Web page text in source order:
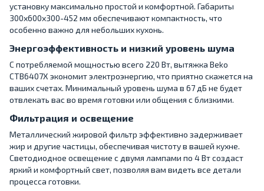
установку максимально простой и комфортной. Габариты
300х600х300-452 мм обеспечивают компактность, что
особенно важно для небольших кухонь.
Энергоэффективность и низкий уровень шума
С потребляемой мощностью всего 220 Вт, вытяжка Beko
CTB6407X экономит электроэнергию, что приятно скажется на
ваших счетах. Минимальный уровень шума в 67 дБ не будет
отвлекать вас во время готовки или общения с близкими.
Фильтрация и освещение
Металлический жировой фильтр эффективно задерживает
жир и другие частицы, обеспечивая чистоту в вашей кухне.
Светодиодное освещение с двумя лампами по 4 Вт создаст
яркий и комфортный свет, позволяя вам видеть все детали
процесса готовки.